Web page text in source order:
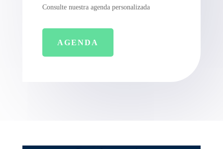
Consulte nuestra agenda personalizada
AGENDA